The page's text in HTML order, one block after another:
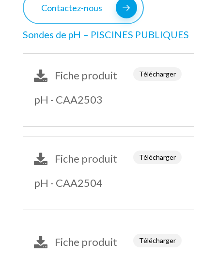
Contactez-nous
Sondes de pH – PISCINES PUBLIQUES
Fiche produit
pH - CAA2503
Télécharger
Fiche produit
pH - CAA2504
Télécharger
Fiche produit
Télécharger